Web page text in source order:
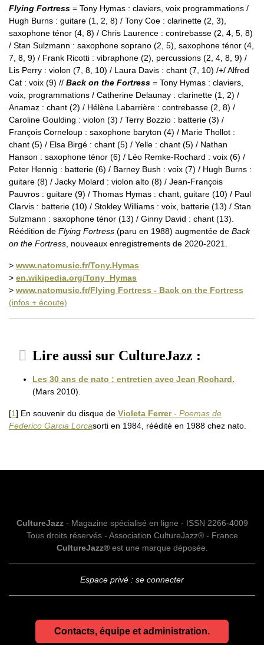
Flying Fortress = Tony Hymas : claviers, voix programmations /
Hugh Burns : guitare (1, 2, 8) / Tony Coe : clarinette (2, 3),
saxophone ténor (4, 8) / Chris Laurence : contrebasse (2, 4, 5, 8)
/ Stan Sulzmann : saxophone soprano (2, 5), saxophone ténor (4,
7, 8, 9) / Frank Ricotti : vibraphone (2), percussions (2, 4, 8, 9) /
Lis Perry : violon (7, 8, 10) / Laura Davis : chant (7, 10) /+/ Alfred
Cat : voix (9) // Back on the Fortress = Tony Hymas : claviers,
voix, programmations / Catherine Delaunay : clarinette (1, 2) /
Anamaz : chant (2) / Hélène Labarrière : contrebasse (2, 8) /
Caroline Goulding : violon (3) / Terry Bozzio : batterie (3) /
François Corneloup : saxophone baryton (4) / Marie Thollot :
chant (5) / Elsa Birgé : chant (5) / Yelle : chant (5) / Nathan
Hanson : saxophone ténor (6) / Léo Remke-Rochard : voix (6) /
Peter Hennig : batterie (6) / Barney Bush : voix (7) / Hugh Burns :
guitare (8) / Jacky Molard : violon alto (8) / Jean-François
Pauvros : guitare (9) / Thomas Hymas : chant, guitare (10) / Paul
Clarvis : batterie (10) / Stokley Williams : voix, batterie (13) / Stan
Sulzmann : saxophone ténor (13) / Ginny David : chant (13).
Réédition de Flying Fortress (paru en 1988) augmentée de Back
on the Fortress , nouveaux enregistrements de 2020-2021.
> www.natomusic.fr/Tony.Hymas
> en.wikipedia.org/Tony_Hymas
> www.natomusic.fr/Flying Fortress - Back on the Fortress
(infos + écoute)
Lire aussi sur CultureJazz :
Les 30 ans de nato : entretien avec Jean Rochard.
(Mars 2010).
[1] En souvenir du disque de Violeta Ferrer- Poemas de
Federico Garcia Lorcasorti en 1984, réédité en 1988 chez nato.
CultureJazz- Magazine spécialisé en ligne - ISSN 2266-4009
Tous droits réservés - Association CultureJazz® - France
CultureJazz®est une marque déposée.
Espace privé : se connecter
Contacts, équipe et administration.